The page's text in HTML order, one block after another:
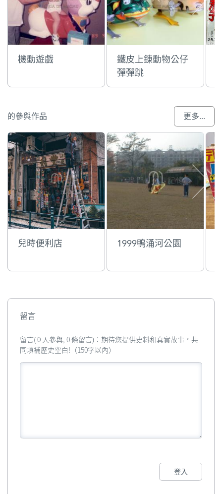
機動遊戲
鐵皮上錬動物公仔
彈彈跳
的參與作品 更多...
兒時便利店 1999鴨涌河公園
留言
留言( 0 人參與, 0 條留言)：期待您提供史料和真實故事，共
同填補歷史空白!（150字以內）
登入